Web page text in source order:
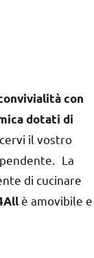
con
dotati di
il vostro
La
di cucinare
è amovibile e